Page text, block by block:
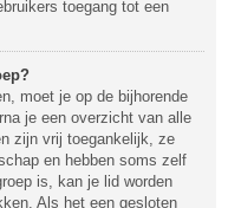
toegang tot een
moet je op de bijhorende
je een overzicht van alle
zijn vrij toegankelijk, ze
en hebben soms zelf
is, kan je lid worden
Als het een gesloten